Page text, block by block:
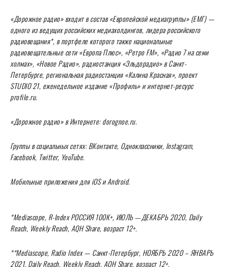
«Дорожное радио» входит в состав «Европейской медиагруппы» (ЕМГ) —
одного из ведущих российских медиахолдингов, лидера российского
радиовещания*, в портфеле которого также национальные
радиовещательные сети «Европа Плюс», «Ретро FM», «Радио 7 на семи
холмах», «Новое Радио», радиостанция «Эльдорадио» в Санкт-
Петербурге, региональная радиостанция «Калина Красная», проект
STUDIO 21, еженедельное издание «Профиль» и интернет-ресурс
profile.ru.
«Дорожное радио» в Интернете: dorognoe.ru.
Группы в социальных сетях: ВКонтакте, Одноклассники, Instagram,
Facebook, Twitter, YouTube.
Мобильные приложения для iOS и Android.
*Mediascope, R-IndexРОССИЯ100К+, ИЮЛЬ—ДЕКАБРЬ2020, Daily
Reach, Weekly Reach, AQH Share, возраст12+.
**Mediascope, Radio Index — Санкт-Петербург, НОЯБРЬ 2020 – ЯНВАРЬ
2021, Daily Reach, Weekly Reach, AQH Share, возраст 12+.